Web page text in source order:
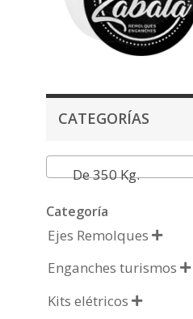
CATEGORÍAS
De 350 Kg.
Categoría
Ejes Remolques 
Enganches turismos 
Kits elétricos 